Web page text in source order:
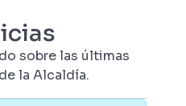
sobre las últimas
la Alcaldía.